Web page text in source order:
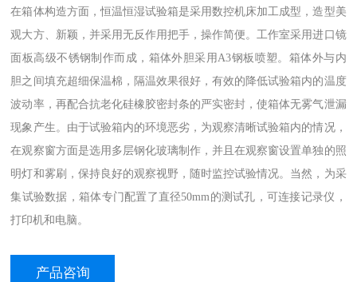
在箱体构造方面，恒温恒湿试验箱是采用数控机床加工成型，造型美
观大方、新颖，并采用无反作用把手，操作简便。工作室采用进口镜
面板高级不锈钢制作而成，箱体外胆采用A3钢板喷塑。箱体外与内
胆之间填充超细保温棉，隔温效果很好，有效的降低试验箱内的温度
波动率，再配合抗老化硅橡胶密封条的严实密封，使箱体无雾气泄漏
现象产生。由于试验箱内的环境恶劣，为观察清晰试验箱内的情况，
在观察窗方面是选用多层钢化玻璃制作，并且在观察窗设置单独的照
明灯和雾刷，保持良好的观察视野，随时监控试验情况。当然，为采
集试验数据，箱体专门配置了直径50mm的测试孔，可连接记录仪，
打印机和电脑。
产品咨询